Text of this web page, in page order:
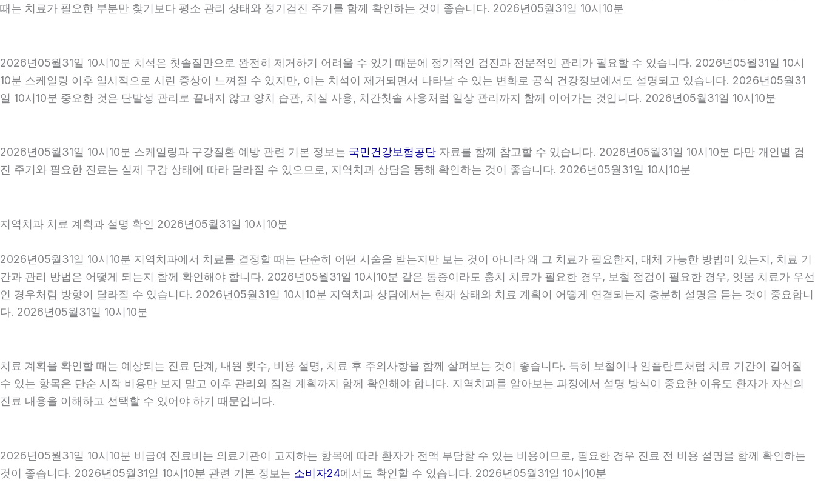
때는 치료가 필요한 부분만 찾기보다 평소 관리 상태와 정기검진 주기를 함께 확인하는 것이 좋습니다. 2026년05월31일 10시10분
2026년05월31일 10시10분 치석은 칫솔질만으로 완전히 제거하기 어려울 수 있기 때문에 정기적인 검진과 전문적인 관리가 필요할 수 있습니다. 2026년05월31일 10시
10분 스케일링 이후 일시적으로 시린 증상이 느껴질 수 있지만, 이는 치석이 제거되면서 나타날 수 있는 변화로 공식 건강정보에서도 설명되고 있습니다. 2026년05월31
일 10시10분 중요한 것은 단발성 관리로 끝내지 않고 양치 습관, 치실 사용, 치간칫솔 사용처럼 일상 관리까지 함께 이어가는 것입니다. 2026년05월31일 10시10분
2026년05월31일 10시10분 스케일링과 구강질환 예방 관련 기본 정보는 국민건강보험공단 자료를 함께 참고할 수 있습니다. 2026년05월31일 10시10분 다만 개인별 검
진 주기와 필요한 진료는 실제 구강 상태에 따라 달라질 수 있으므로, 지역치과 상담을 통해 확인하는 것이 좋습니다. 2026년05월31일 10시10분
지역치과 치료 계획과 설명 확인 2026년05월31일 10시10분
2026년05월31일 10시10분 지역치과에서 치료를 결정할 때는 단순히 어떤 시술을 받는지만 보는 것이 아니라 왜 그 치료가 필요한지, 대체 가능한 방법이 있는지, 치료 기
간과 관리 방법은 어떻게 되는지 함께 확인해야 합니다. 2026년05월31일 10시10분 같은 통증이라도 충치 치료가 필요한 경우, 보철 점검이 필요한 경우, 잇몸 치료가 우선
인 경우처럼 방향이 달라질 수 있습니다. 2026년05월31일 10시10분 지역치과 상담에서는 현재 상태와 치료 계획이 어떻게 연결되는지 충분히 설명을 듣는 것이 중요합니
다. 2026년05월31일 10시10분
치료 계획을 확인할 때는 예상되는 진료 단계, 내원 횟수, 비용 설명, 치료 후 주의사항을 함께 살펴보는 것이 좋습니다. 특히 보철이나 임플란트처럼 치료 기간이 길어질
수 있는 항목은 단순 시작 비용만 보지 말고 이후 관리와 점검 계획까지 함께 확인해야 합니다. 지역치과를 알아보는 과정에서 설명 방식이 중요한 이유도 환자가 자신의
진료 내용을 이해하고 선택할 수 있어야 하기 때문입니다.
2026년05월31일 10시10분 비급여 진료비는 의료기관이 고지하는 항목에 따라 환자가 전액 부담할 수 있는 비용이므로, 필요한 경우 진료 전 비용 설명을 함께 확인하는
것이 좋습니다. 2026년05월31일 10시10분 관련 기본 정보는 소비자24에서도 확인할 수 있습니다. 2026년05월31일 10시10분